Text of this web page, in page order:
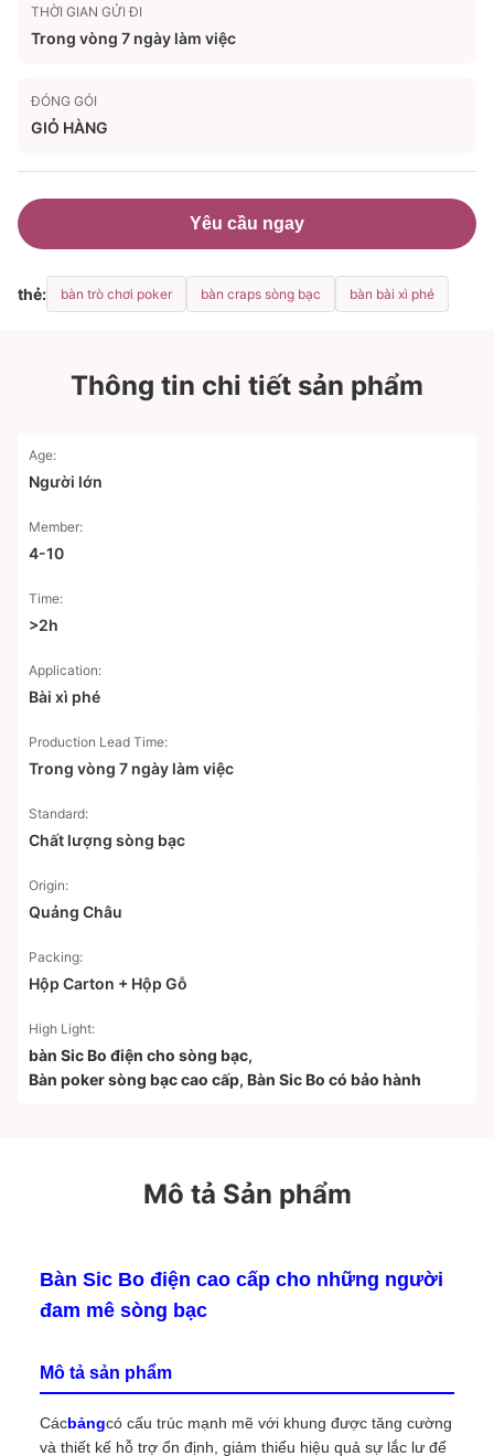
THỜI GIAN GỬI ĐI
Trong vòng 7 ngày làm việc
ĐÓNG GÓI
GIỎ HÀNG
Yêu cầu ngay
thẻ: bàn trò chơi poker bàn craps sòng bạc bàn bài xì phé
Thông tin chi tiết sản phẩm
Age:
Người lớn
Member:
4-10
Time:
>2h
Application:
Bài xì phé
Production Lead Time:
Trong vòng 7 ngày làm việc
Standard:
Chất lượng sòng bạc
Origin:
Quảng Châu
Packing:
Hộp Carton + Hộp Gỗ
High Light:
bàn Sic Bo điện cho sòng bạc,
Bàn poker sòng bạc cao cấp, Bàn Sic Bo có bảo hành
Mô tả Sản phẩm
Bàn Sic Bo điện cao cấp cho những người
đam mê sòng bạc
Mô tả sản phẩm
Cácbảngcó cấu trúc mạnh mẽ với khung được tăng cường
và thiết kế hỗ trợ ổn định, giảm thiểu hiệu quả sự lắc lư để